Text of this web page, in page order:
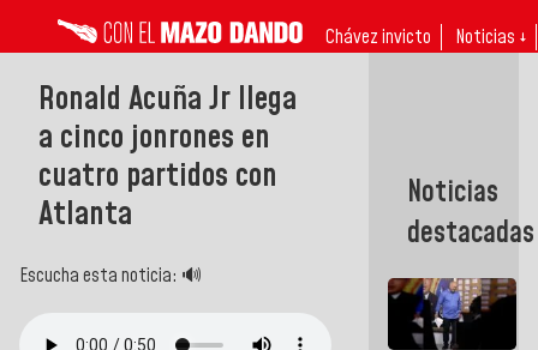
Chávez invicto Noticias ↓
Ronald Acuña Jr llega
a cinco jonrones en
cuatro partidos con
Atlanta
Escucha esta noticia: 🔊
Noticias
destacadas